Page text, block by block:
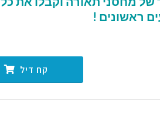
ראשונים !
קח דיל